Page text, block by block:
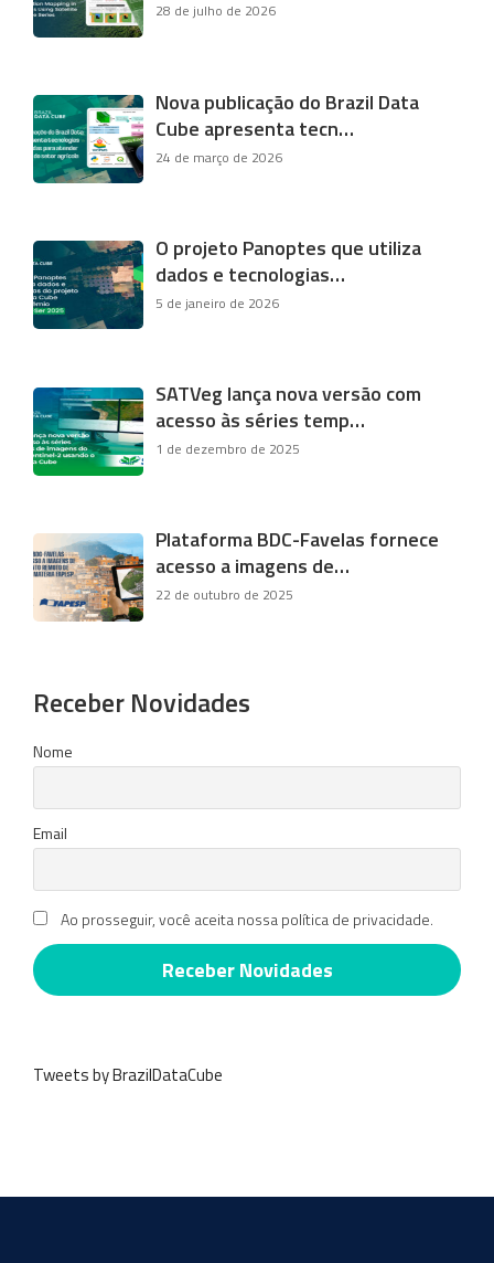
28 de julho de 2026
Nova publicação do Brazil Data
Cube apresenta tecn…
24 de março de 2026
O projeto Panoptes que utiliza
dados e tecnologias…
5 de janeiro de 2026
SATVeg lança nova versão com
acesso às séries temp…
1 de dezembro de 2025
Plataforma BDC-Favelas fornece
acesso a imagens de…
22 de outubro de 2025
Receber Novidades
Nome
Email
Ao prosseguir, você aceita nossa política de privacidade.
Tweets by BrazilDataCube